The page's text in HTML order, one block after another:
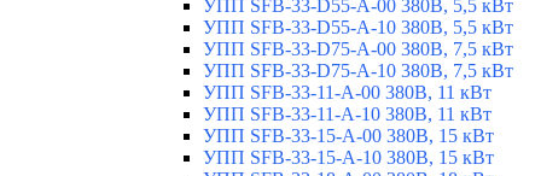
УПП SFB-33-D55-A-00 380В, 5,5 кВт
УПП SFB-33-D55-A-10 380В, 5,5 кВт
УПП SFB-33-D75-A-00 380В, 7,5 кВт
УПП SFB-33-D75-A-10 380В, 7,5 кВт
УПП SFB-33-11-A-00 380В, 11 кВт
УПП SFB-33-11-A-10 380В, 11 кВт
УПП SFB-33-15-A-00 380В, 15 кВт
УПП SFB-33-15-A-10 380В, 15 кВт